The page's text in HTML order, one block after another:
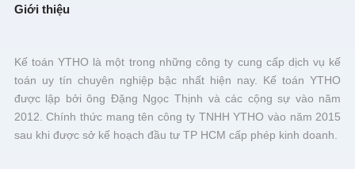
Giới thiệu
Kế toán YTHO là một trong những công ty cung cấp dịch vụ kế
toán uy tín chuyên nghiệp bậc nhất hiện nay. Kế toán YTHO
được lập bởi ông Đặng Ngọc Thịnh và các cộng sự vào năm
2012. Chính thức mang tên công ty TNHH YTHO vào năm 2015
sau khi được sở kế hoạch đầu tư TP HCM cấp phép kinh doanh.